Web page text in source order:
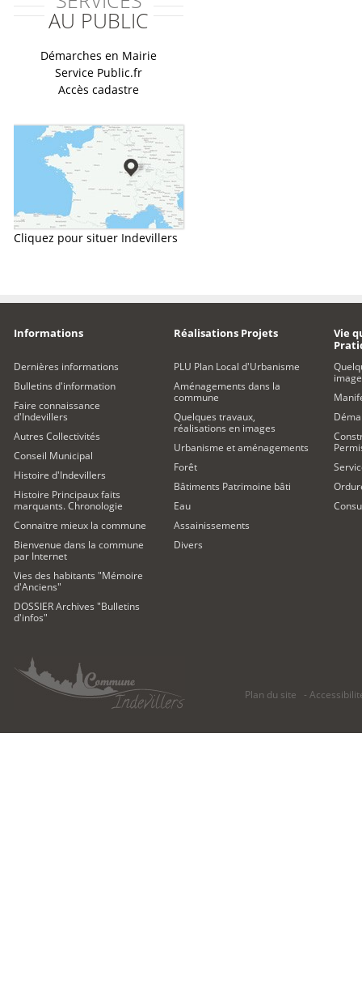
AU PUBLIC
Démarches en Mairie
Service Public.fr
Accès cadastre
Cliquez pour situer Indevillers
Informations
Dernières informations
Bulletins d'information
Faire connaissance
d'Indevillers
Autres Collectivités
Conseil Municipal
Histoire d'Indevillers
Histoire Principaux faits
marquants. Chronologie
Connaitre mieux la commune
Bienvenue dans la commune
par Internet
Vies des habitants "Mémoire
d'Anciens"
DOSSIER Archives "Bulletins
d'infos"
Réalisations Projets
PLU Plan Local d'Urbanisme
Aménagements dans la
commune
Quelques travaux,
réalisations en images
Urbanisme et aménagements
Forêt
Bâtiments Patrimoine bâti
Eau
Assainissements
Divers
Vie
Plan du site